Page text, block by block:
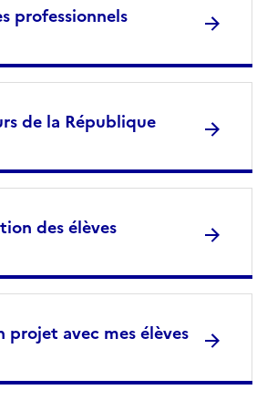
professionnels
de la République
des élèves
projet avec mes élèves